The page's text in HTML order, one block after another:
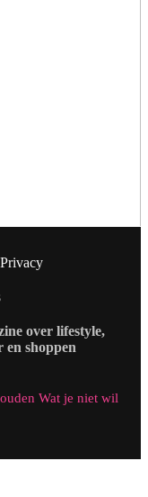
over lifestyle,
en shoppen
Wat je niet wil